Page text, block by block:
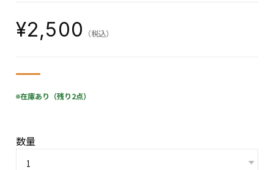
¥2,500
（税込）
在庫あり（残り2点）
数量